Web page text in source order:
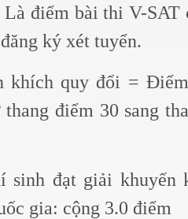
điểm bài thi V-SAT
ký xét tuyển.
khích quy đổi =
điểm 30 sang
sinh đạt giải khuyến
gia: cộng 3.0 điểm